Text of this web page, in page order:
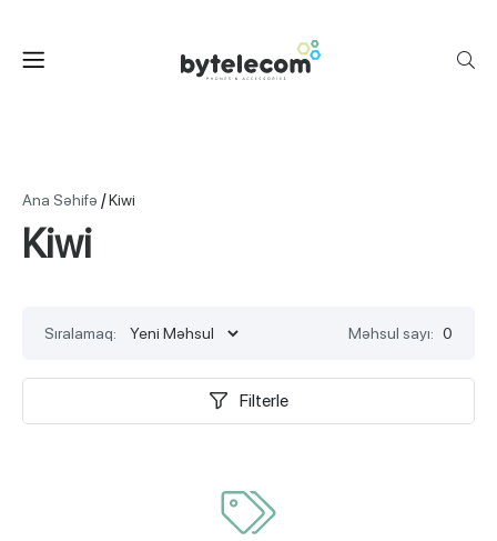
Ana Səhifə /Kiwi
Kiwi
Sıralamaq: Məhsul sayı: 0
Filterle